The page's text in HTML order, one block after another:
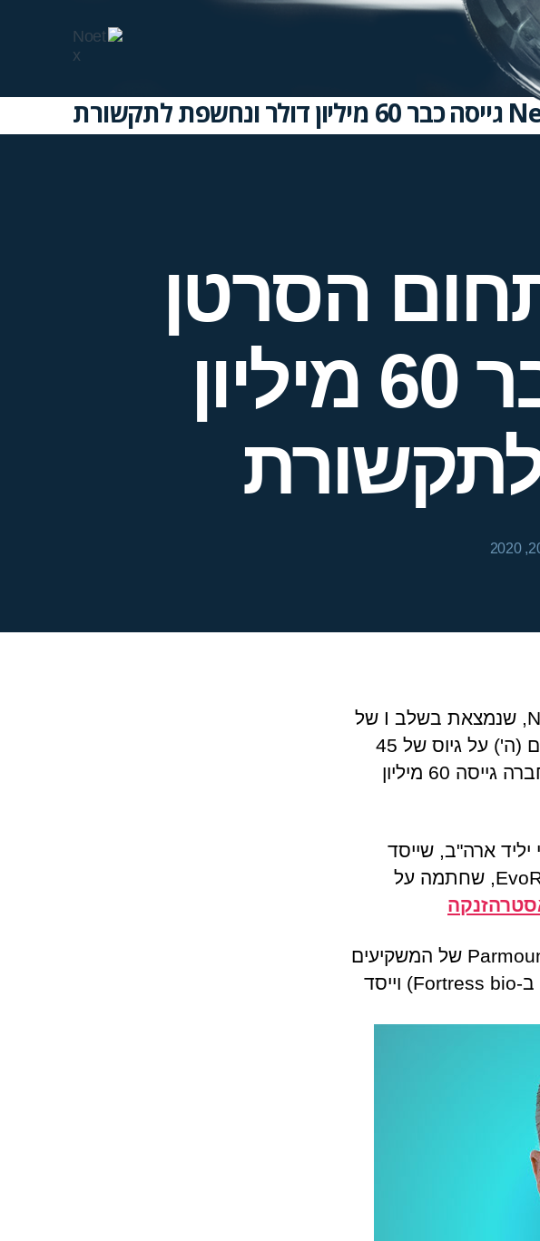
הסרטן
NeoTX גייסה כבר 60 מיליון
חברת הביוטק הישראלית-אמריקאית NeoTX, שנמצאת בשלב I של
הניסויים בתחום הטיפול בסרטן, הודיעה היום (ה') על גיוס של 45
מיליון דולר. עד היום, כולל הגיוס הנוכחי, החברה גייסה 60 מיליון
ארה"ב, שייסד
בעבר שתי חברות ביוטק – Intelligene ו-EvoRX, שחתמה על
. כמו כן כיהן נתן כמנהל בקרן Parmount Biocapital של המשקיעים
האמריקאים לינדזי רוזנוולד ומייקל וייס (היום ב-Fortress bio) וייסד